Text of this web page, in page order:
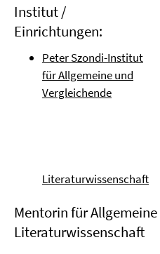
Institut /
Einrichtungen:
Peter Szondi-Institut
für Allgemeine und
Vergleichende
Literaturwissenschaft
Mentorin für
Literaturwissenschaft